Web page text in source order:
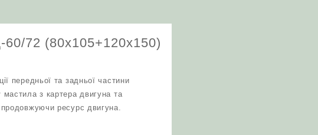
72 (80х105+120х150)
передньої та задньої частини
з картера двигуна та
ресурс двигуна.